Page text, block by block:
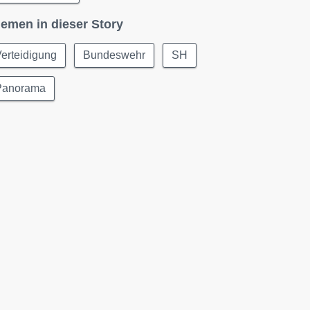
in dieser Story
Bundeswehr SH